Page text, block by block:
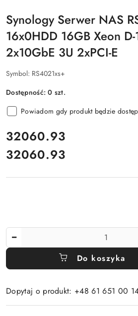
Synology Serwer NAS
16x0HDD 16GB Xeon
2x10GbE 3U 2xPCI-E
Symbol: RS4021xs+
Dostępność:0 szt.
Powiadom gdy produkt będzie
cena:
32060.93
Cena:
32060.93
Do koszyka
Dopytaj o produkt: +48 61 651 00